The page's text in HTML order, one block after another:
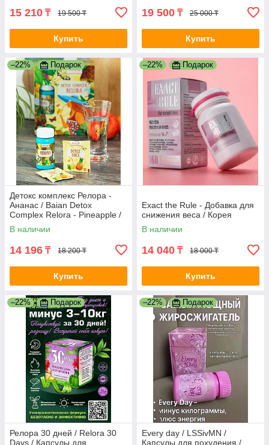
15 210 ₸ 19 500 ₸
Купить
19 500 ₸ 25 000 ₸
Купить
–22% Подарок
Детокс комплекс Релора -
Ананас / Baian Detox
Complex Relora - Pineapple /
Капсулы для похудения /
Оригинал
В наличии
14 196 ₸ 18 200 ₸
Купить
–22% Подарок
Exact the Rule - Добавка для
снижения веса / Корея
В наличии
14 040 ₸ 18 000 ₸
Купить
–22% Подарок
Релора 30 дней / Relora 30
Days / Капсулы для
–22% Подарок
Every day / LSSivMN /
Капсулы для похудения /